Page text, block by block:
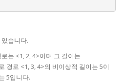
습니다.
는 <1, 2, 4>이며 그 길이는
3, 3) =
3
경로 <1, 3, 4>의 비이상적 길이는 5이
5입니다.